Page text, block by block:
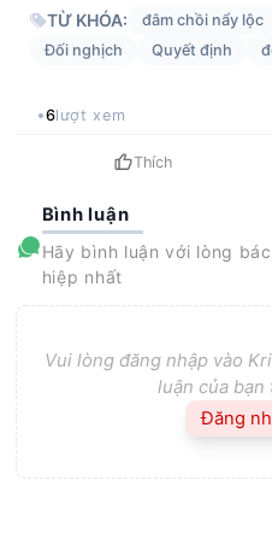
TỪ KHÓA: đâm chồi nẩy lộc
Đối nghịch
Quyết định
6lượt xem
Thích
Bình luận
Hãy bình luận với lòng
hiệp nhất
Vui lòng đăng nhập vào
luận của
Đăng